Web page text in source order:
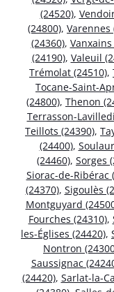
(24520),
(24800), Varennes
(24360), Vanxains
(24190), Valeuil
Trémolat (24510),
Tocane-Saint-
(24800), Thenon
Terrasson-
Teillots (24390),
(24400),
(24460), Sorges
Siorac-de-Ribérac
(24370), Sigoulès
Montguyard
Fourches (24310),
les-Églises (24420),
Nontron
Saussignac
(24420), Sarlat-la-